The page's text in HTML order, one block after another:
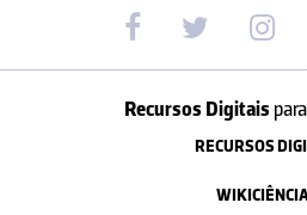
Recursos Digitais para
RECURSOS